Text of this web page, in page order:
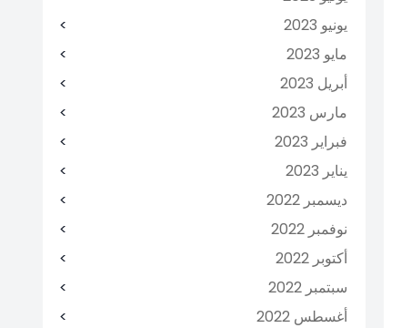
يونيو 2023
مايو 2023
أبريل 2023
مارس 2023
فبراير 2023
يناير 2023
ديسمبر 2022
نوفمبر 2022
أكتوبر 2022
سبتمبر 2022
أغسطس 2022